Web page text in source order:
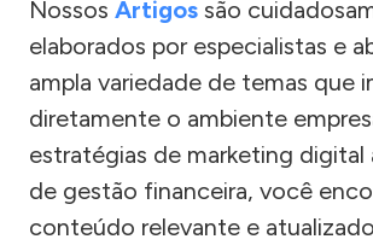
Nossos Artigos são
elaborados por especialistas e
ampla variedade de temas que
diretamente o ambiente
estratégias de marketing
de gestão financeira, você
conteúdo relevante e